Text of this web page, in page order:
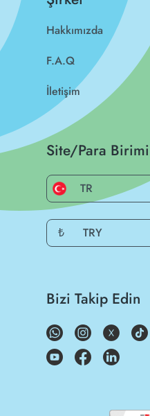
Hakkımızda
F.A.Q
İletişim
Site/Para Birimi
TR
₺ TRY
Bizi Takip Edin